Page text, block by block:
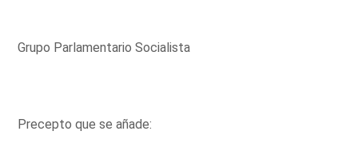
Grupo Parlamentario Socialista
Precepto que se añade: